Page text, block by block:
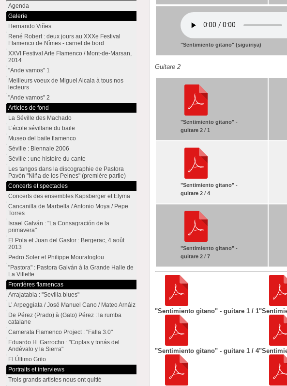
"Sentimiento gitano" (siguiriya)
Guitare 2
"Sentimiento gitano" -
guitare 2 / 1
"Sentimiento gitano" -
guitare 2 / 4
"Sentimiento gitano" -
guitare 2 / 7
"Sentimiento gitano" - guitare 1 / 1
"Sentimiento gitano" - guitare 1 / 4
Agenda
Galerie
Hernando Viñes
René Robert : deux jours au XXXe Festival
Flamenco de Nîmes - carnet de bord
XXVI Festival Arte Flamenco / Mont-de-Marsan,
2014
"Ande vamos" 1
Meilleurs voeux de Miguel Alcala à tous nos
lecteurs
"Ande vamos" 2
Articles de fond
La Séville des Machado
L’école sévillane du baile
Museo del baile flamenco
Séville : Biennale 2006
Séville : une histoire du cante
Les tangos dans la discographie de Pastora
Pavón "Niña de los Peines" (première partie)
Concerts et spectacles
Concerts des ensembles Kapsberger et Elyma
Cancanilla de Marbella / Antonio Moya / Pepe
Torres
Israel Galván : "La Consagración de la
primavera"
El Pola et Juan del Gastor : Bergerac, 4 août
2013
Pedro Soler et Philippe Mouratoglou
"Pastora" : Pastora Galván à la Grande Halle de
La Villette
Frontières flamencas
Arrajatabla : "Sevilla blues"
L’ Arpeggiata / José Manuel Cano / Mateo Arnáiz
De Pérez (Prado) à (Gato) Pérez : la rumba
catalane
Camerata Flamenco Project : "Falla 3.0"
Eduardo H. Garrocho : "Coplas y tonás del
Andévalo y la Sierra"
El Último Grito
Portraits et interviews
Trois grands artistes nous ont quitté